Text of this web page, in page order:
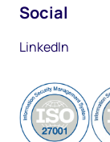
90443
Duisburg
47051 Duisburg
Gate Connect
Yard Connect
Support
Social
LinkedIn